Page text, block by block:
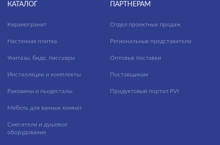
КАТАЛОГ
Керамогранит
Настенная плитка
Унитазы, биде, писсуары
Инсталляции и комплекты
Раковины и пьедесталы
Мебель для ванных комнат
Смесители и душевое
оборудование
ПАРТНЕРАМ
Отдел проектных продаж
Региональные представители
Оптовые поставки
Поставщикам
Продуктовый портал PVI